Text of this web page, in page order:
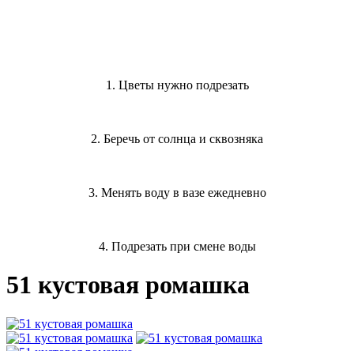
1. Цветы нужно подрезать
2. Беречь от солнца и сквозняка
3. Менять воду в вазе ежедневно
4. Подрезать при смене воды
51 кустовая ромашка